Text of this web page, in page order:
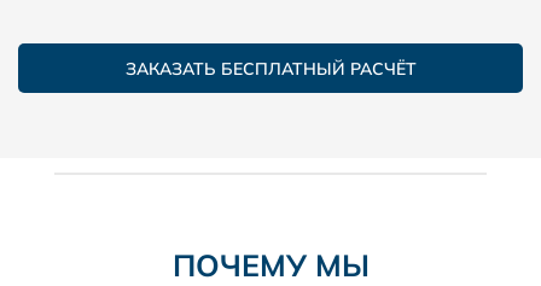
ЗАКАЗАТЬ БЕСПЛАТНЫЙ РАСЧЁТ
ПОЧЕМУ МЫ